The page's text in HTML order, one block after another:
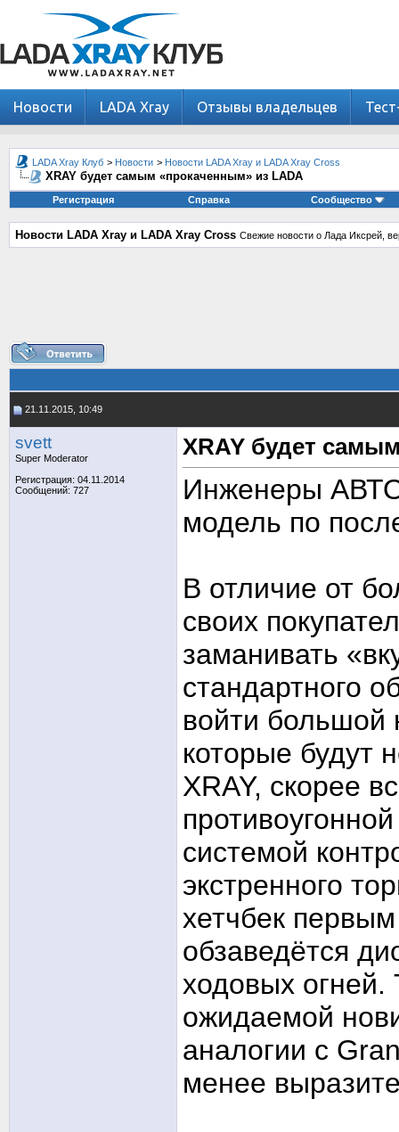
Новости LADA Xray Отзывы владельцев
LADA Xray Клуб > Новости > Новости LADA Xray и LADA Xray Cross
XRAY будет самым «прокаченным» из LADA
Регистрация Справка Сообщество
Новости LADA Xray и LADA Xray Cross Свежие новости о Лада Иксрей,
21.11.2015, 10:49
svett
Super Moderator
Регистрация: 04.11.2014
Сообщений: 727
XRAY будет
Инженеры
модель по
В отличие от
своих
заманивать
стандартного
войти большой
которые будут
XRAY, скорее
системой
экстренного
хетчбек
обзаведётся
ходовых
ожидаемой
аналогии с
менее